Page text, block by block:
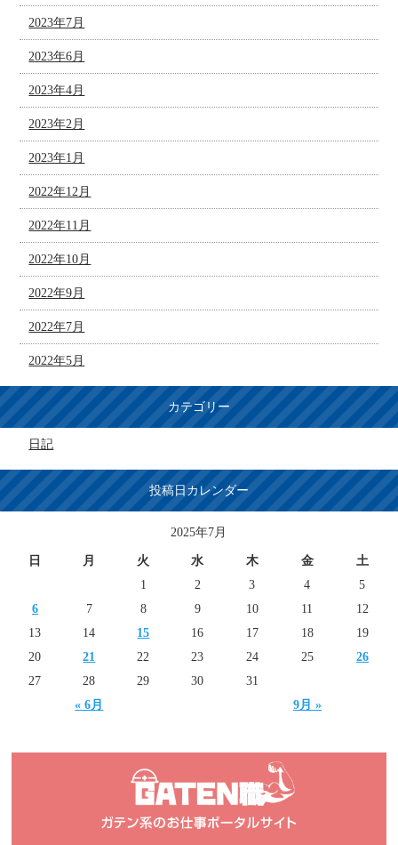
2023年7月
2023年6月
2023年4月
2023年2月
2023年1月
2022年12月
2022年11月
2022年10月
2022年9月
2022年7月
2022年5月
カテゴリー
日記
投稿日カレンダー
2025年7月
日 月 火 水 木 金 土
« 6月 9月 »
1 2 3 4
5
6
7 8 9 10 11
12
13
14 15 16 17 18
19
20
21 22 23 24 25
26
27
28 29 30 31